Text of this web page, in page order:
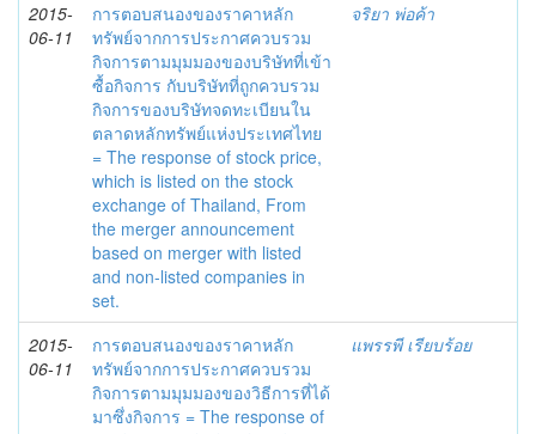
2015-
06-11
การตอบสนองของราคาหลัก
ทรัพย์จากการประกาศควบรวม
กิจการตามมุมมองของบริษัทที่เข้า
ซื้อกิจการ กับบริษัทที่ถูกควบรวม
กิจการของบริษัทจดทะเบียนใน
ตลาดหลักทรัพย์แห่งประเทศไทย
= The response of stock price,
which is listed on the stock
exchange of Thailand, From
the merger announcement
based on merger with listed
and non-listed companies in
set.
จริยา พ่อค้า
2015-
06-11
การตอบสนองของราคาหลัก
ทรัพย์จากการประกาศควบรวม
กิจการตามมุมมองของวิธีการที่ได้
มาซึ่งกิจการ = The response of
แพรรพี เรียบร้อย